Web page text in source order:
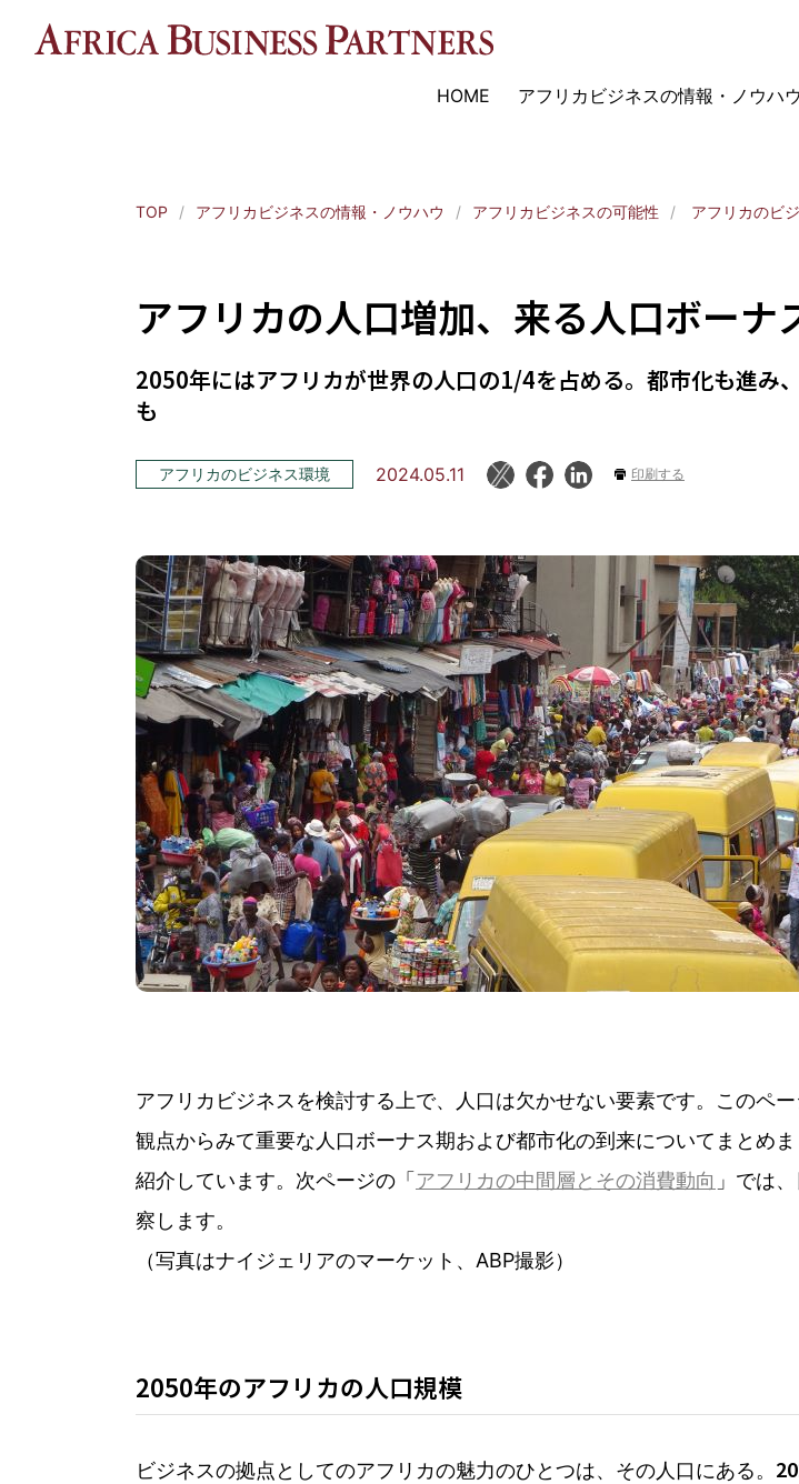
HOME アフリカビジネスの情報・ノウハウ
TOP アフリカビジネスの情報・ノウハウ アフリカビジネスの可能性 アフリカのビ
アフリカの人口増加、来る人口ボーナ
2050年にはアフリカが世界の人口の1/4を占める。都市化も進み
も
アフリカのビジネス環境 2024.05.11 印刷する
アフリカビジネスを検討する上で、人口は欠かせない要素です。このペ
観点からみて重要な人口ボーナス期および都市化の到来についてまとめ
紹介しています。次ページの「 アフリカの中間層とその消費動向 」では
察します。
（写真はナイジェリアのマーケット、ABP撮影）
2050年のアフリカの人口規模
ビジネスの拠点としてのアフリカの魅力のひとつは、その人口にある。